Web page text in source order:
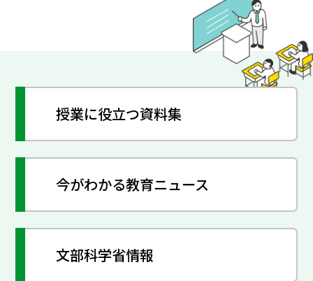
授業に役立つ資料集
今がわかる教育ニュース
文部科学省情報